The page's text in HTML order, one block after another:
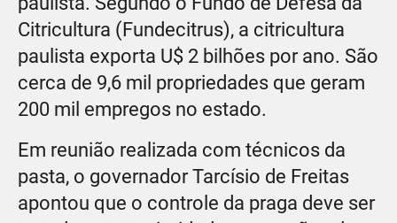
Citricultura (Fundecitrus), a citricultura
paulista exporta U$ 2 bilhões por ano. São
cerca de 9,6 mil propriedades que geram
200 mil empregos no estado.
Em reunião realizada com técnicos da
pasta, o governador Tarcísio de Freitas
apontou que o controle da praga deve ser